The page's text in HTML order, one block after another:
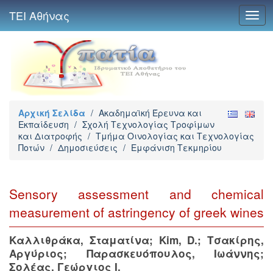
ΤΕΙ Αθήνας
Αρχική Σελίδα / Ακαδημαϊκή Έρευνα και
Εκπαίδευση / Σχολή Τεχνολογίας Τροφίμων
και Διατροφής / Τμήμα Οινολογίας και Τεχνολογίας
Ποτών / Δημοσιεύσεις / Εμφάνιση Τεκμηρίου
Sensory assessment and chemical
measurement of astringency of greek wines
Καλλιθράκα, Σταματίνα; Kim, D.; Τσακίρης,
Αργύριος; Παρασκευόπουλος, Ιωάννης;
Σολέας, Γεώργιος Ι.